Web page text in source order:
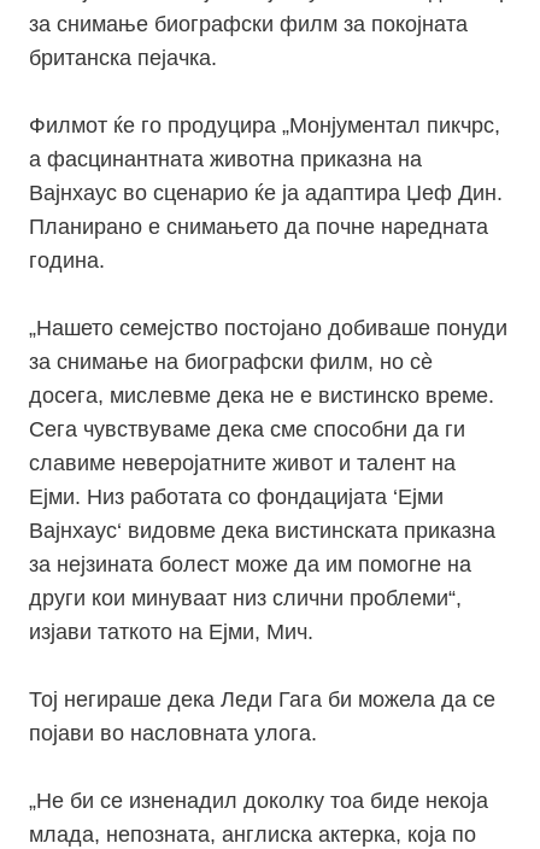
за снимање биографски филм за покојната
британска пејачка.
Филмот ќе го продуцира „Монјументал пикчрс,
а фасцинантната животна приказна на
Вајнхаус во сценарио ќе ја адаптира Џеф Дин.
Планирано е снимањето да почне наредната
година.
„Нашето семејство постојано добиваше понуди
за снимање на биографски филм, но сè
досега, мислевме дека не е вистинско време.
Сега чувствуваме дека сме способни да ги
славиме неверојатните живот и талент на
Ејми. Низ работата со фондацијата ‘Ејми
Вајнхаус‘ видовме дека вистинската приказна
за нејзината болест може да им помогне на
други кои минуваат низ слични проблеми“,
изјави таткото на Ејми, Мич.
Тој негираше дека Леди Гага би можела да се
појави во насловната улога.
„Не би се изненадил доколку тоа биде некоја
млада, непозната, англиска актерка, која по